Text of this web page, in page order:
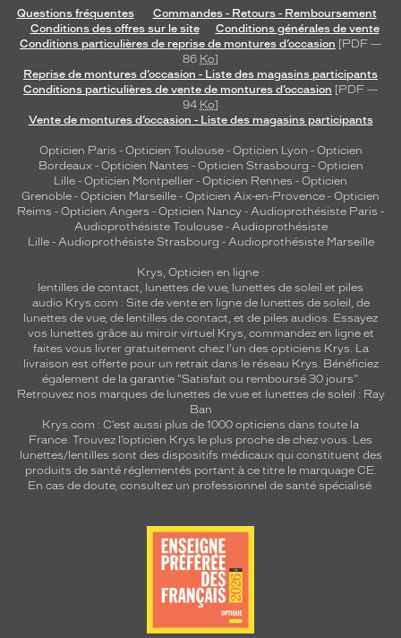
Questions fréquentes
Commandes - Retours - Remboursement
Conditions des offres sur le site
Conditions générales de vente
Conditions particulières de reprise de montures d’occasion [PDF —
86 Ko]
Reprise de montures d’occasion - Liste des magasins participants
Conditions particulières de vente de montures d’occasion [PDF —
94 Ko]
Vente de montures d’occasion - Liste des magasins participants
Opticien Paris - Opticien Toulouse- Opticien Lyon - Opticien
Bordeaux- Opticien Nantes - Opticien Strasbourg - Opticien
Lille - Opticien Montpellier - Opticien Rennes - Opticien
Grenoble - Opticien Marseille - Opticien Aix-en-Provence - Opticien
Reims - Opticien Angers - Opticien Nancy - Audioprothésiste Paris -
Audioprothésiste Toulouse- Audioprothésiste
Lille- Audioprothésiste Strasbourg - Audioprothésiste Marseille
Krys, Opticien en ligne :
lentilles de contact, lunettes de vue, lunettes de soleil et piles
audio Krys.com : Site de vente en ligne de lunettes de soleil, de
lunettes de vue, de lentilles de contact, et de piles audios. Essayez
vos lunettes grâce au miroir virtuel Krys, commandez en ligne et
faites vous livrer gratuitement chez l'un des opticiens Krys. La
livraison est offerte pour un retrait dans le réseau Krys. Bénéficiez
également de la garantie "Satisfait ou remboursé 30 jours".
Retrouvez nos marques de lunettes de vue et lunettes de soleil : Ray
Ban
Krys.com : C’est aussi plus de 1000 opticiens dans toute la
France. Trouvez l’opticien Krys le plus proche de chez vous. Les
lunettes/lentilles sont des dispositifs médicaux qui constituent des
produits de santé réglementés portant à ce titre le marquage CE.
En cas de doute, consultez un professionnel de santé spécialisé.